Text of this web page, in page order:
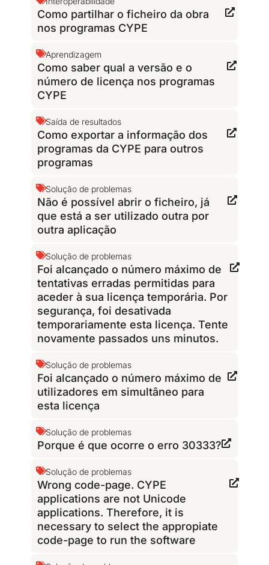
Como partilhar o ficheiro da obra
nos programas CYPE
Aprendizagem
Como saber qual a versão e o
número de licença nos programas
CYPE
Saída de resultados
Como exportar a informação dos
programas da CYPE para outros
programas
Solução de problemas
Não é possível abrir o ficheiro, já
que está a ser utilizado outra por
outra aplicação
Solução de problemas
Foi alcançado o número máximo de
tentativas erradas permitidas para
aceder à sua licença temporária. Por
segurança, foi desativada
temporariamente esta licença. Tente
novamente passados uns minutos.
Solução de problemas
Foi alcançado o número máximo de
utilizadores em simultâneo para
esta licença
Solução de problemas
Porque é que ocorre o erro 30333?
Solução de problemas
Wrong code-page. CYPE
applications are not Unicode
applications. Therefore, it is
necessary to select the appropiate
code-page to run the software